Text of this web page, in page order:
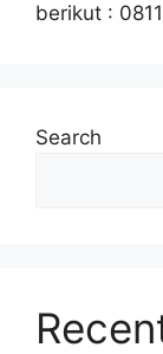
berikut :
Search